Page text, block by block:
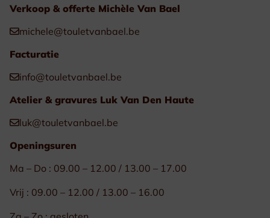
Verkoop & offerte Michèle Van Bael
michele@touletvanbael.be
Facturatie
info@touletvanbael.be
Atelier & gravures Luk Van Den Haute
luk@touletvanbael.be
Openingsuren
Ma – Do : 09.00 – 12.00 / 13.00 – 17.00
Vrij : 09.00 – 12.00 / 13.00 – 16.00